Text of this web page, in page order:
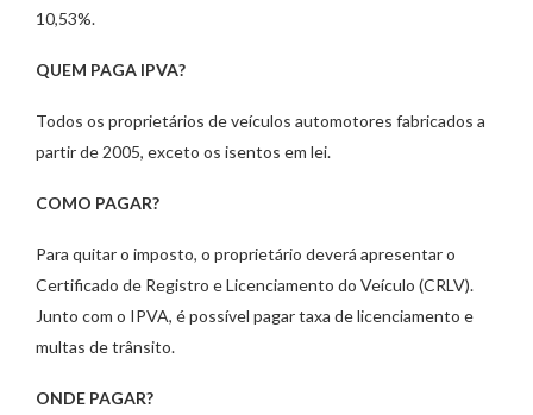
10,53%.
QUEM PAGA IPVA?
Todos os proprietários de veículos automotores fabricados a
partir de 2005, exceto os isentos em lei.
COMO PAGAR?
Para quitar o imposto, o proprietário deverá apresentar o
Certificado de Registro e Licenciamento do Veículo (CRLV).
Junto com o IPVA, é possível pagar taxa de licenciamento e
multas de trânsito.
ONDE PAGAR?